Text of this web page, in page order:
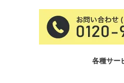
各種サー